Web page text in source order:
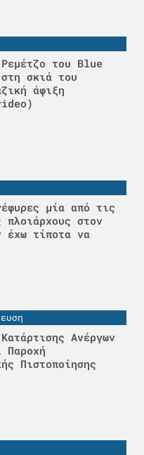
του Blue
σκιά του
άφιξη
μία από τις
πλοιάρχους στον
έχω τίποτα να
Ανέργων
Παροχή
Πιστοποίησης